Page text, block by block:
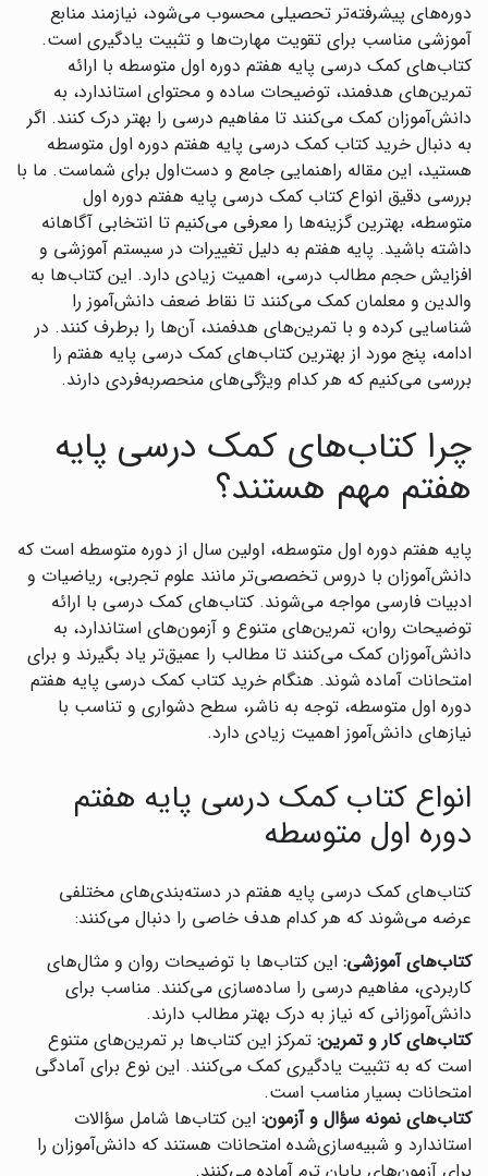
دوره‌های پیشرفته‌تر تحصیلی محسوب می‌شود، نیازمند منابع
آموزشی مناسب برای تقویت مهارت‌ها و تثبیت یادگیری است.
کتاب‌های کمک درسی پایه هفتم دوره اول متوسطه با ارائه
تمرین‌های هدفمند، توضیحات ساده و محتوای استاندارد، به
دانش‌آموزان کمک می‌کنند تا مفاهیم درسی را بهتر درک کنند. اگر
به دنبال خرید کتاب کمک درسی پایه هفتم دوره اول متوسطه
هستید، این مقاله راهنمایی جامع و دست‌اول برای شماست. ما با
بررسی دقیق انواع کتاب کمک درسی پایه هفتم دوره اول
متوسطه، بهترین گزینه‌ها را معرفی می‌کنیم تا انتخابی آگاهانه
داشته باشید. پایه هفتم به دلیل تغییرات در سیستم آموزشی و
افزایش حجم مطالب درسی، اهمیت زیادی دارد. این کتاب‌ها به
والدین و معلمان کمک می‌کنند تا نقاط ضعف دانش‌آموز را
شناسایی کرده و با تمرین‌های هدفمند، آن‌ها را برطرف کنند. در
ادامه، پنج مورد از بهترین کتاب‌های کمک درسی پایه هفتم را
بررسی می‌کنیم که هر کدام ویژگی‌های منحصربه‌فردی دارند.
چرا کتاب‌های کمک درسی پایه
هفتم مهم هستند؟
پایه هفتم دوره اول متوسطه، اولین سال از دوره متوسطه است که
دانش‌آموزان با دروس تخصصی‌تر مانند علوم تجربی، ریاضیات و
ادبیات فارسی مواجه می‌شوند. کتاب‌های کمک درسی با ارائه
توضیحات روان، تمرین‌های متنوع و آزمون‌های استاندارد، به
دانش‌آموزان کمک می‌کنند تا مطالب را عمیق‌تر یاد بگیرند و برای
امتحانات آماده شوند. هنگام خرید کتاب کمک درسی پایه هفتم
دوره اول متوسطه، توجه به ناشر، سطح دشواری و تناسب با
نیازهای دانش‌آموز اهمیت زیادی دارد.
انواع کتاب کمک درسی پایه هفتم
دوره اول متوسطه
کتاب‌های کمک درسی پایه هفتم در دسته‌بندی‌های مختلفی
عرضه می‌شوند که هر کدام هدف خاصی را دنبال می‌کنند:
کتاب‌های آموزشی: این کتاب‌ها با توضیحات روان و مثال‌های
کاربردی، مفاهیم درسی را ساده‌سازی می‌کنند. مناسب برای
دانش‌آموزانی که نیاز به درک بهتر مطالب دارند.
کتاب‌های کار و تمرین: تمرکز این کتاب‌ها بر تمرین‌های متنوع
است که به تثبیت یادگیری کمک می‌کنند. این نوع برای آمادگی
امتحانات بسیار مناسب است.
کتاب‌های نمونه سؤال و آزمون: این کتاب‌ها شامل سؤالات
استاندارد و شبیه‌سازی‌شده امتحانات هستند که دانش‌آموزان را
برای آزمون‌های پایان ترم آماده می‌کنند.